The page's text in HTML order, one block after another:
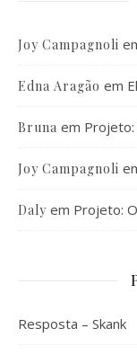
Joy Campagnoli
Edna Aragão em
Bruna em Projeto:
Joy Campagnoli
Daly em Projeto:
Resposta – Skank